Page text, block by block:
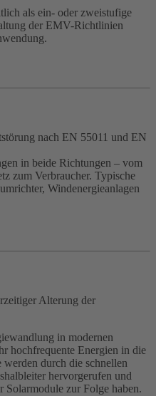
als ein- oder zweistufige
der EMV-Richtlinien
nach EN 55011 und EN
in beide Richtungen – vom
zum Verbraucher. Typische
Windenergieanlagen
Alterung der
in modernen
hochfrequente Energien in die
durch die schnellen
hervorgerufen und
Solarmodule zur Folge haben.